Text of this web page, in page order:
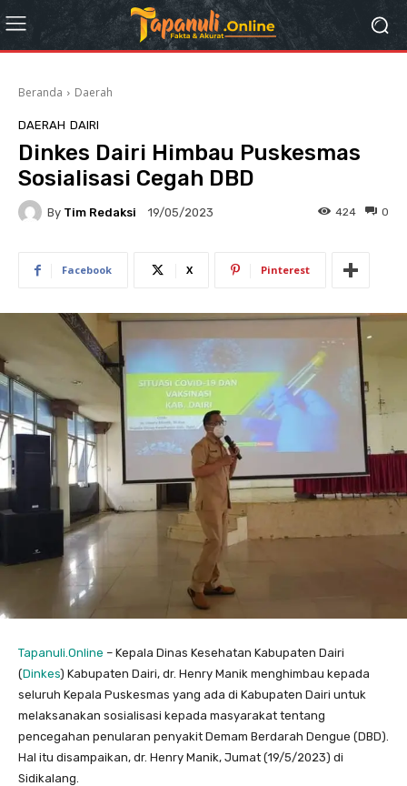
Beranda Daerah
DAERAH DAIRI
Dinkes Dairi Himbau Puskesmas
Sosialisasi Cegah DBD
By Tim Redaksi 19/05/2023 0
424
Facebook X Pinterest
Tapanuli.Online – Kepala Dinas Kesehatan Kabupaten Dairi
(Dinkes) Kabupaten Dairi, dr. Henry Manik menghimbau kepada
seluruh Kepala Puskesmas yang ada di Kabupaten Dairi untuk
melaksanakan sosialisasi kepada masyarakat tentang
pencegahan penularan penyakit Demam Berdarah Dengue (DBD).
Hal itu disampaikan, dr. Henry Manik, Jumat (19/5/2023) di
Sidikalang.